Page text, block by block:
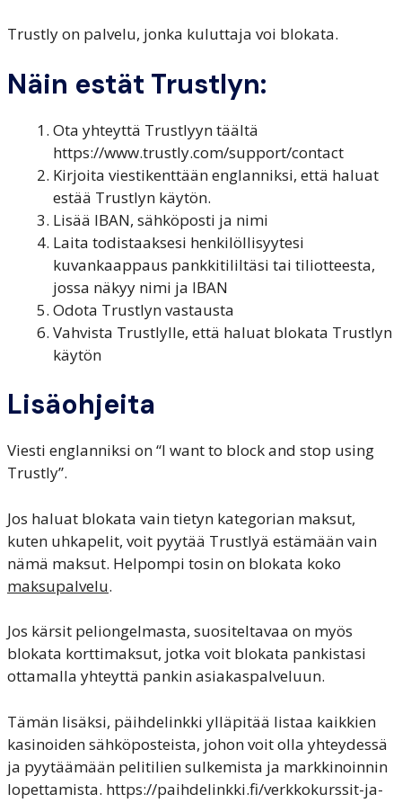
Trustly on palvelu, jonka kuluttaja voi blokata.
Näin estät Trustlyn:
Ota yhteyttä Trustlyyn täältä
https://www.trustly.com/support/contact
Kirjoita viestikenttään englanniksi, että haluat
estää Trustlyn käytön.
Lisää IBAN, sähköposti ja nimi
Laita todistaaksesi henkilöllisyytesi
kuvankaappaus pankkitililtäsi tai tiliotteesta,
jossa näkyy nimi ja IBAN
Odota Trustlyn vastausta
Vahvista Trustlylle, että haluat blokata Trustlyn
käytön
Lisäohjeita
Viesti englanniksi on “I want to block and stop using
Trustly”.
Jos haluat blokata vain tietyn kategorian maksut,
kuten uhkapelit, voit pyytää Trustlyä estämään vain
nämä maksut. Helpompi tosin on blokata koko
maksupalvelu.
Jos kärsit peliongelmasta, suositeltavaa on myös
blokata korttimaksut, jotka voit blokata pankistasi
ottamalla yhteyttä pankin asiakaspalveluun.
Tämän lisäksi, päihdelinkki ylläpitää listaa kaikkien
kasinoiden sähköposteista, johon voit olla yhteydessä
ja pyytäämään pelitilien sulkemista ja markkinoinnin
lopettamista. https://paihdelinkki.fi/verkkokurssit-ja-